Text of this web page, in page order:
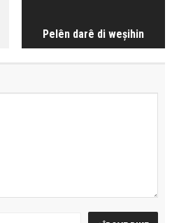
Pelên darê di weșihin